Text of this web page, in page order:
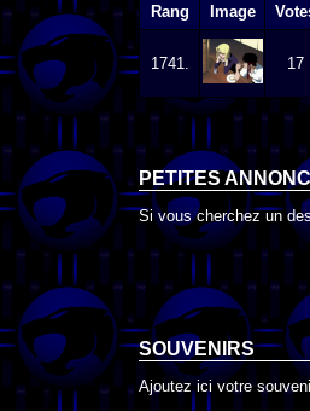
Rang Image
1741. 17
PETITES
Si vous cherchez un
SOUVENIRS
Ajoutez ici votre